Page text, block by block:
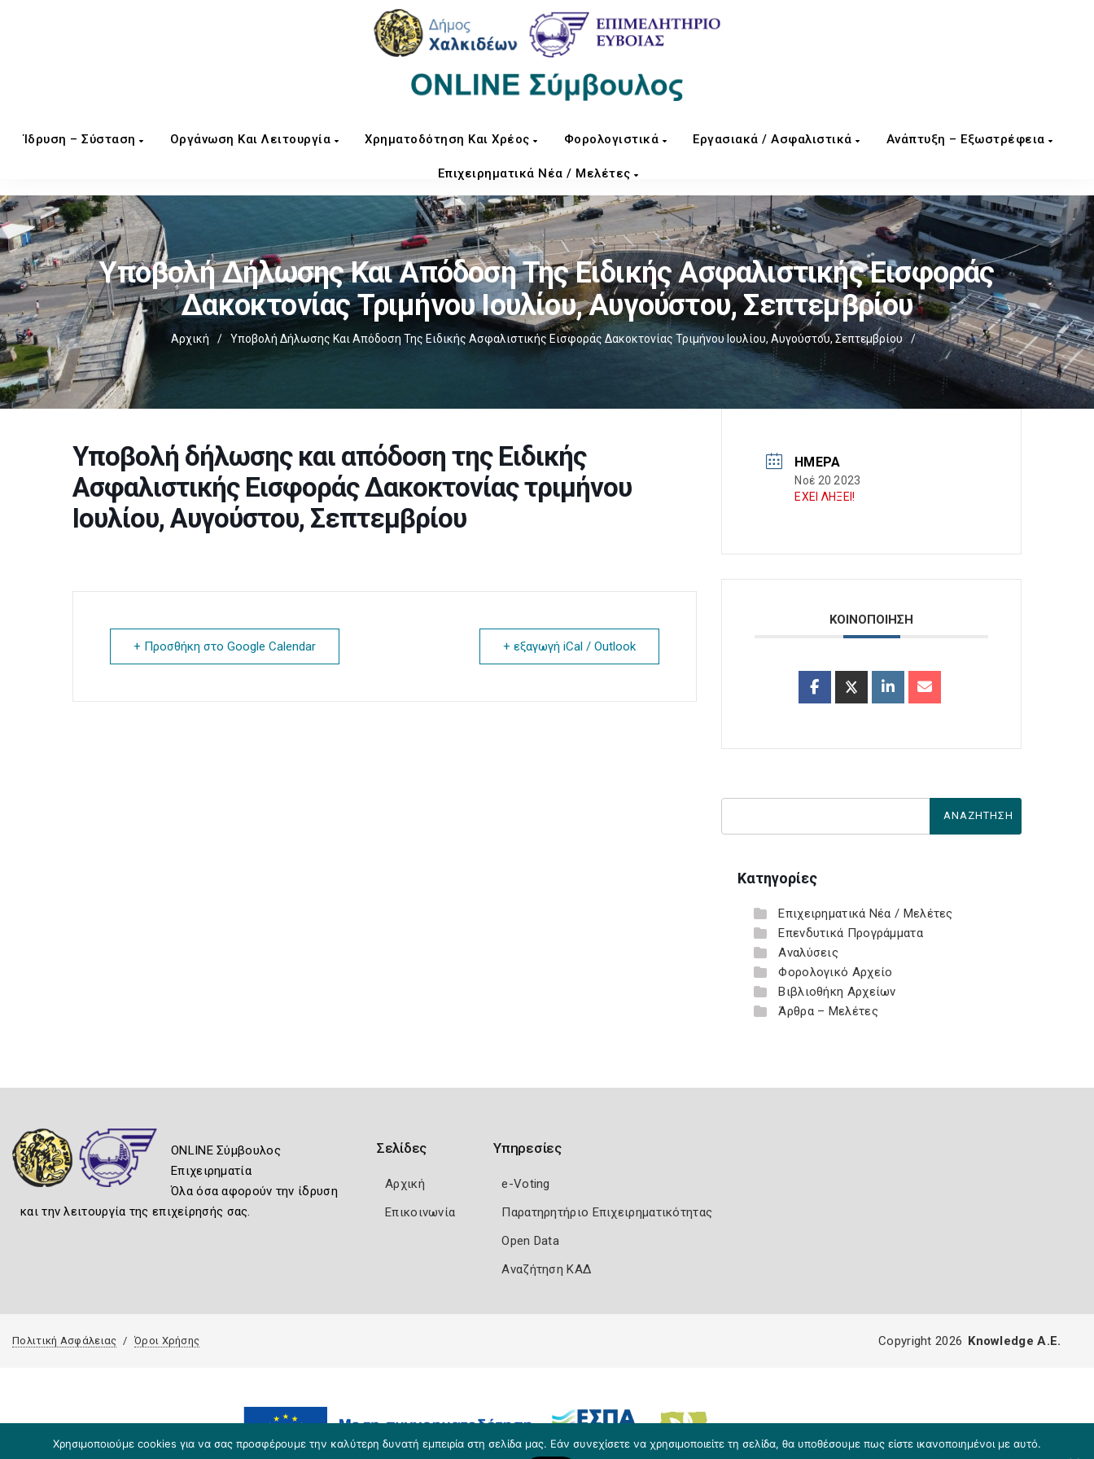
Ίδρυση – Σύσταση Οργάνωση Και Λειτουργία Χρηματοδότηση Και Χρέος Φορολογιστικά Εργασιακά / Ασφαλιστικά Ανάπτυξη – Εξωστρέφεια
Επιχειρηματικά Νέα / Μελέτες
Υποβολή Δήλωσης Και Απόδοση Της Ειδικής Ασφαλιστικής Εισφοράς
Δακοκτονίας Τριμήνου Ιουλίου, Αυγούστου, Σεπτεμβρίου
Αρχική / Υποβολή Δήλωσης Και Απόδοση Της Ειδικής Ασφαλιστικής Εισφοράς Δακοκτονίας Τριμήνου Ιουλίου, Αυγούστου, Σεπτεμβρίου /
Υποβολή δήλωσης και απόδοση της Ειδικής
Ασφαλιστικής Εισφοράς Δακοκτονίας τριμήνου
Ιουλίου, Αυγούστου, Σεπτεμβρίου
+ Προσθήκη στο Google Calendar + εξαγωγή iCal / Outlook
ΗΜΈΡΑ
Νοέ 20 2023
ΕΧΕΙ ΛΗΞΕΙ!
ΚΟΙΝΟΠΟΙΗΣΗ
Κατηγορίες
Επιχειρηματικά Νέα / Μελέτες
Επενδυτικά Προγράμματα
Αναλύσεις
Φορολογικό Αρχείο
Βιβλιοθήκη Αρχείων
Άρθρα – Μελέτες
ONLINE Σύμβουλος
Επιχειρηματία
Όλα όσα αφορούν την ίδρυση
και την λειτουργία της επιχείρησής σας.
Σελίδες
Αρχική
Επικοινωνία
Υπηρεσίες
e-Voting
Παρατηρητήριο Επιχειρηματικότητας
Open Data
Αναζήτηση ΚΑΔ
Πολιτική Ασφάλειας Όροι Χρήσης
Χρησιμοποιούμε cookies για να σας προσφέρουμε την καλύτερη δυνατή εμπειρία στη σελίδα μας. Εάν συνεχίσετε να χρησιμοποιείτε τη σελίδα, θα υποθέσουμε πως είστε ικανοποιημένοι με αυτό.
Copyright 2026 Knowledge A.E.